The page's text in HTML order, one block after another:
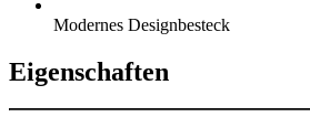
Modernes Designbesteck
Eigenschaften